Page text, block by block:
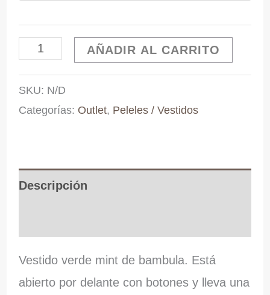
23,90 €.17,00 €.
Vestido
bambula
cantidad
AÑADIR AL CARRITO
SKU: N/D
Categorías: Outlet, Peleles / Vestidos
Descripción
Vestido verde mint de bambula. Está
abierto por delante con botones y lleva una